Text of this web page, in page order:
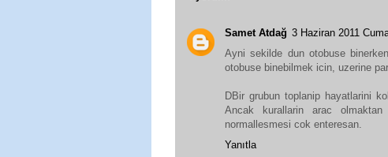
Samet Atdağ 3 Haziran 2011
Ayni sekilde dun otobuse
otobuse binebilmek icin, uzerine
DBir grubun toplanip hayatlarini
Ancak kurallarin arac
normallesmesi cok enteresan.
Yanıtla